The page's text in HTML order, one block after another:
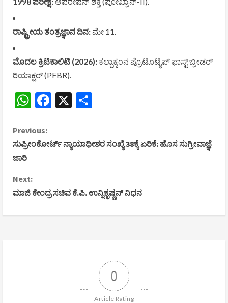
ರಾಷ್ಟ್ರೀಯ ತಂತ್ರಜ್ಞಾನ ದಿನ: ಮೇ 11.
ಮೊದಲ ಕ್ರಿಟಿಕಾಲಿಟಿ (2026): ಕಲ್ಪಾಕ್ಕಂನ ಪ್ರೊಟೊಟೈಪ್ ಫಾಸ್ಟ್ ಬ್ರೀಡರ್
ರಿಯಾಕ್ಟರ್ (PFBR).
WhatsApp
Facebook
X
C
o
n
t
i
Previous:
ಸುಪ್ರೀಂಕೋರ್ಟ್ ನ್ಯಾಯಾಧೀಶರ ಸಂಖ್ಯೆ 38ಕ್ಕೆ ಏರಿಕೆ: ಹೊಸ ಸುಗ್ರೀವಾಜ್ಞೆ
ಜಾರಿ
Next:
ಮಾಜಿ ಕೇಂದ್ರ ಸಚಿವ ಕೆ.ಪಿ. ಉನ್ನಿಕೃಷ್ಣನ್ ನಿಧನ
0
Article Rating